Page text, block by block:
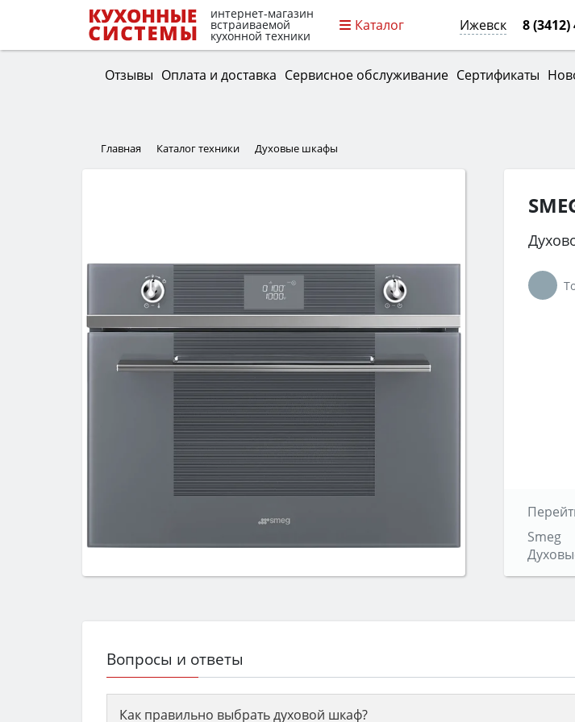
интернет-магазин
встраиваемой
кухонной техники
Каталог Ижевск 8 (3412)
Отзывы Оплата и доставка Сервисное обслуживание Сертификаты
Главная Каталог техники Духовые шкафы
Smeg
Вопросы и ответы
Как правильно выбрать духовой шкаф?